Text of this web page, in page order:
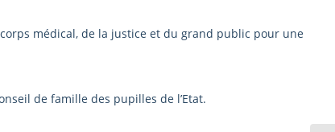
médical, de la justice et du grand public pour une
de famille des pupilles de l’Etat.